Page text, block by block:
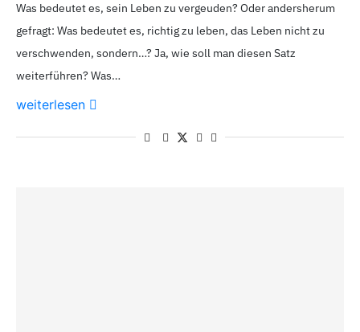
Was bedeutet es, sein Leben zu vergeuden? Oder andersherum
gefragt: Was bedeutet es, richtig zu leben, das Leben nicht zu
verschwenden, sondern…? Ja, wie soll man diesen Satz
weiterführen? Was…
weiterlesen